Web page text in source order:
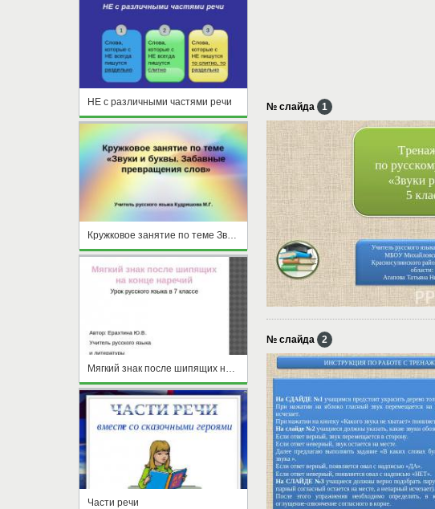
НЕ с различными частями речи
Кружковое занятие по теме Звуки и буквы. Забавные превращения слов
Мягкий знак после шипящих на конце наречий
Части речи
№ слайда 1
№ слайда 2